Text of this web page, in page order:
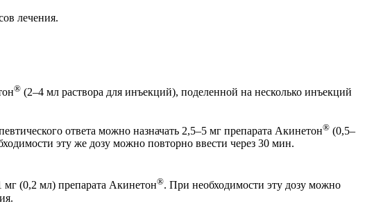
лечения.
® (2–4 мл раствора для инъекций), поделенной на несколько инъекций
ответа можно назначать 2,5–5 мг препарата Акинетон® (0,5–
эту же дозу можно повторно ввести через 30 мин.
(0,2 мл) препарата Акинетон®. При необходимости эту дозу можно